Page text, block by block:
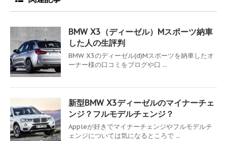
BMW X3（ディーゼル）Mスポーツ納車
した人の生評判
BMW X3のディーゼル(d)Mスポーツを納車したオ
ーナー様の口コミをブログや口 ...
新型BMW X3ディーゼルのマイナーチェ
ンジ？フルモデルチェンジ？
Appleが好きでマイナーチェンジやフルモデルチ
ェンジについては気になるところで ...